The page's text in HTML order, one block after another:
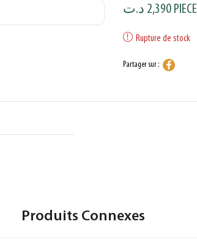
2,390 د.ت PIECE
Rupture de stock
Partager sur :
Produits Connexes